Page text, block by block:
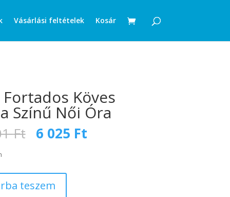
Vásárlási feltételek Kosár
Köves
Színű Női Óra
Ft Original
price
10
001 Ft.
6 025 Ft
teszem